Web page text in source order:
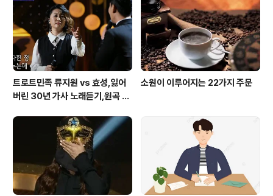
트로트민족 류지원 vs 효성,잃어
버린 30년 가사 노래듣기,원곡 설
소원이 이루어지는 22가지 주문